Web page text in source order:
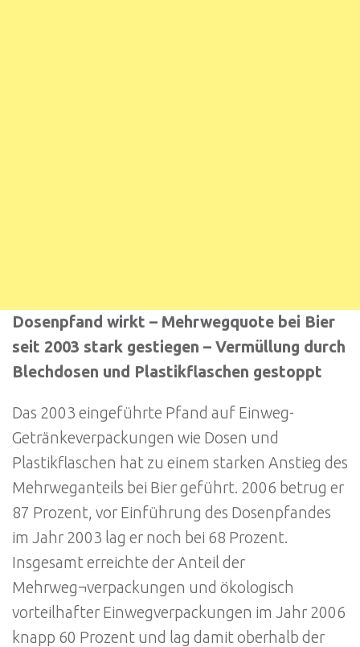
Dosenpfand wirkt – Mehrwegquote bei Bier
seit 2003 stark gestiegen – Vermüllung durch
Blechdosen und Plastikflaschen gestoppt
Das 2003 eingeführte Pfand auf Einweg-
Getränkeverpackungen wie Dosen und
Plastikflaschen hat zu einem starken Anstieg des
Mehrweganteils bei Bier geführt. 2006 betrug er
87 Prozent, vor Einführung des Dosenpfandes
im Jahr 2003 lag er noch bei 68 Prozent.
Insgesamt erreichte der Anteil der
Mehrweg¬verpackungen und ökologisch
vorteilhafter Einwegverpackungen im Jahr 2006
knapp 60 Prozent und lag damit oberhalb der